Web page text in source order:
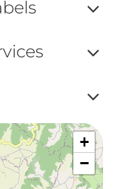
ou
ou
ou
+
−